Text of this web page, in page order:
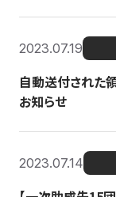
2023.07.19
自動送付された
お知らせ
2023.07.14